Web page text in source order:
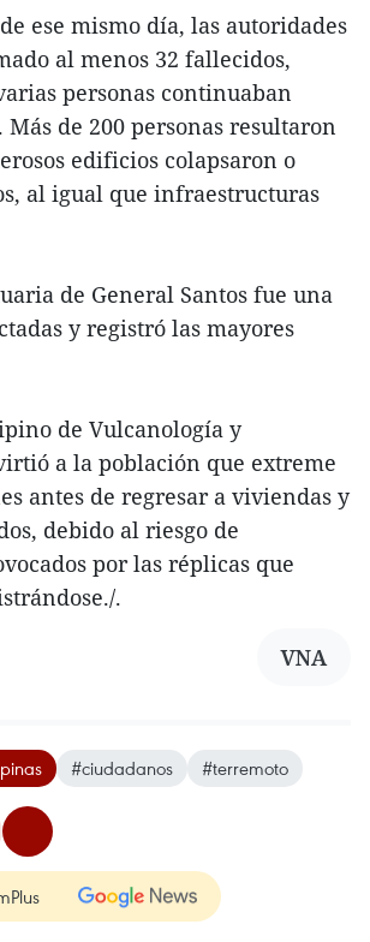
ese mismo día, las autoridades
al menos 32 fallecidos,
personas continuaban
Más de 200 personas resultaron
edificios colapsaron o
al igual que infraestructuras
de General Santos fue una
y registró las mayores
de Vulcanología y
a la población que extreme
antes de regresar a viviendas y
debido al riesgo de
por las réplicas que
.
VNA
#ciudadanos #terremoto